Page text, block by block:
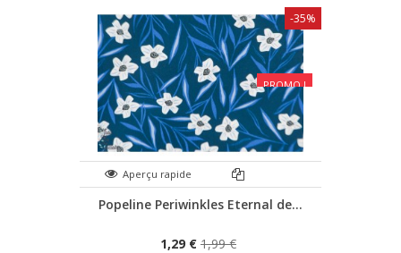
PROMO !
Aperçu rapide
Popeline Periwinkles Eternal de...
1,29 € 1,99 €
-35%